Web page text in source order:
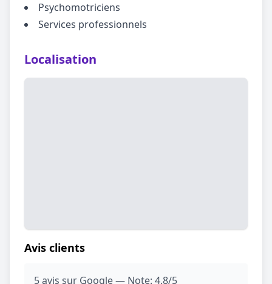
Psychomotriciens
Services professionnels
Localisation
Avis clients
5 avis sur Google — Note: 4.8/5